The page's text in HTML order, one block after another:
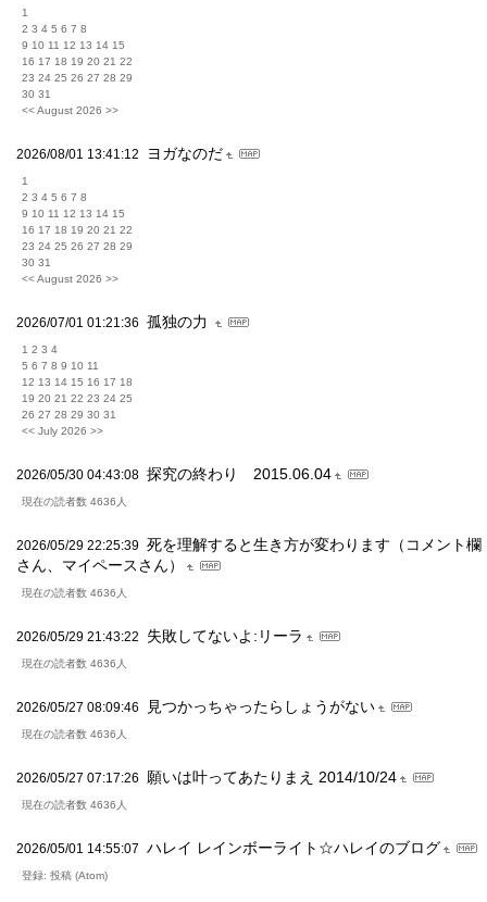
1
2 3 4 5 6 7 8
9 10 11 12 13 14 15
16 17 18 19 20 21 22
23 24 25 26 27 28 29
30 31
<< August 2026 >>
2026/08/01 13:41:12 ヨガなのだ
1
2 3 4 5 6 7 8
9 10 11 12 13 14 15
16 17 18 19 20 21 22
23 24 25 26 27 28 29
30 31
<< August 2026 >>
2026/07/01 01:21:36 孤独の力
1 2 3 4
5 6 7 8 9 10 11
12 13 14 15 16 17 18
19 20 21 22 23 24 25
26 27 28 29 30 31
<< July 2026 >>
2026/05/30 04:43:08 探究の終わり 2015.06.04
現在の読者数 4636人
2026/05/29 22:25:39 死を理解すると生き方が変わります（コメント
さん、マイペースさん）
現在の読者数 4636人
2026/05/29 21:43:22 失敗してないよ:リーラ
現在の読者数 4636人
2026/05/27 08:09:46 見つかっちゃったらしょうがない
現在の読者数 4636人
2026/05/27 07:17:26 願いは叶ってあたりまえ 2014/10/24
現在の読者数 4636人
2026/05/01 14:55:07 ハレイ レインボーライト☆ハレイのブログ
登録: 投稿 (Atom)